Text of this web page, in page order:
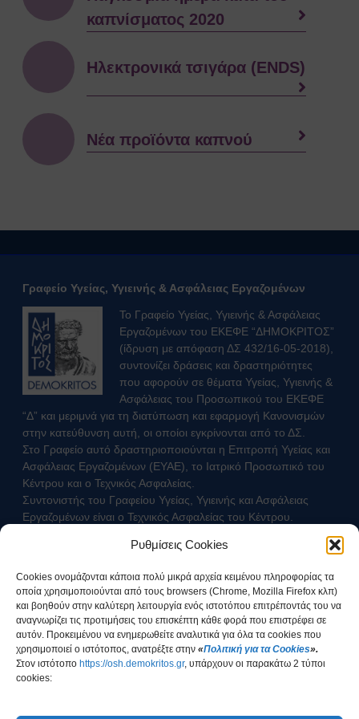
Ρυθμίσεις Cookies
Cookies ονομάζονται κάποια πολύ μικρά αρχεία κειμένου πληροφορίας τα
οποία χρησιμοποιούνται από τους browsers (Chrome, Mozilla Firefox κλπ)
και βοηθούν στην καλύτερη λειτουργία ενός ιστοτόπου επιτρέποντάς του να
αναγνωρίζει τις προτιμήσεις του επισκέπτη κάθε φορά που επιστρέφει σε
αυτόν. Προκειμένου να ενημερωθείτε αναλυτικά για όλα τα cookies που
χρησιμοποιεί ο ιστότοπος, ανατρέξτε στην «Πολιτική για τα Cookies».
Στοv ιστότοπο https://osh.demokritos.gr, υπάρχουν οι παρακάτω 2 τύποι
cookies:
Κατολισθίσεις
Κάπνισμα
καπνίσματος 2020
Παθητικό κάπνισμα
Νέα προϊόντα καπνού
Χρήσιμοι Σύνδεσμοι
COPYRIGHT © 2026 ΑθήναΕΚΕΦΕ "Δημόκριτος"
καπνίσματος 2020
Ηλεκτρονικά τσιγάρα (ENDS)
Νέα προϊόντα καπνού
Γραφείο Υγείας, Υγιεινής & Ασφάλειας Εργαζομένων
Το Γραφείο Υγείας, Υγιεινής & Ασφάλειας
Εργαζομένων του ΕΚΕΦΕ “ΔΗΜΟΚΡΙΤΟΣ”
(ίδρυση με απόφαση ΔΣ 432/16-05-2018),
συντονίζει δράσεις και δραστηριότητες
που αφορούν σε θέματα Υγείας, Υγιεινής &
Ασφάλειας του Προσωπικού του ΕΚΕΦΕ
“Δ” και μεριμνά για τη διατύπωση και εφαρμογή Κανονισμών
στην κατεύθυνση αυτή, οι οποίοι εγκρίνονται από το ΔΣ.
Στο Γραφείο αυτό δραστηριοποιούνται η Επιτροπή Υγείας και
Ασφάλειας Εργαζομένων (ΕΥΑΕ), το Ιατρικό Προσωπικό του
Κέντρου και ο Τεχνικός Ασφαλείας.
Συντονιστής του Γραφείου Υγείας, Υγιεινής και Ασφάλειας
Εργαζομένων είναι ο Τεχνικός Ασφαλείας του Κέντρου.
Επικοινωνήστε με τον Τεχνικό Ασφαλείας